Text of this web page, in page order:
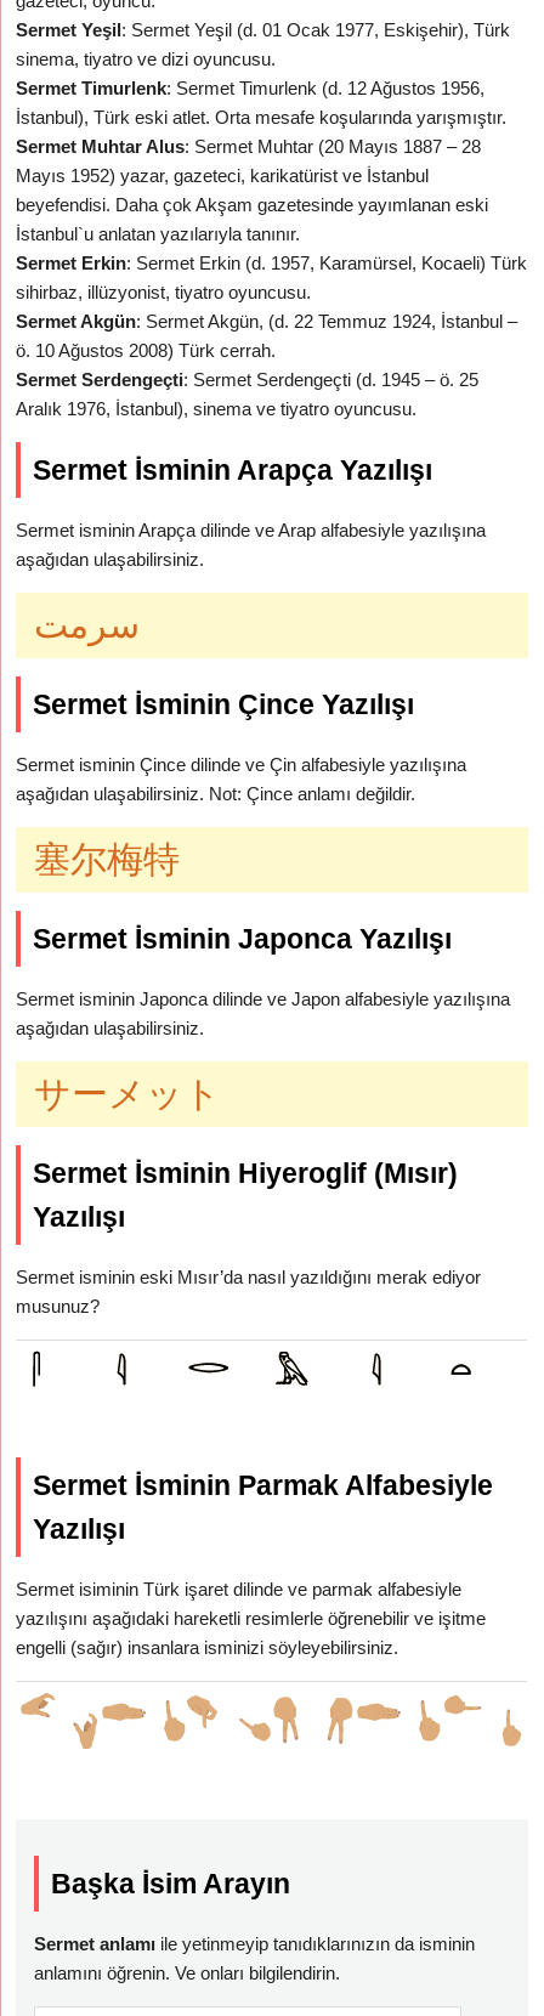
Sermet Yeşil: Sermet Yeşil (d. 01 Ocak 1977, Eskişehir), Türk
sinema, tiyatro ve dizi oyuncusu.
Sermet Timurlenk: Sermet Timurlenk (d. 12 Ağustos 1956,
İstanbul), Türk eski atlet. Orta mesafe koşularında yarışmıştır.
Sermet Muhtar Alus: Sermet Muhtar (20 Mayıs 1887 – 28
Mayıs 1952) yazar, gazeteci, karikatürist ve İstanbul
beyefendisi. Daha çok Akşam gazetesinde yayımlanan eski
İstanbul`u anlatan yazılarıyla tanınır.
Sermet Erkin: Sermet Erkin (d. 1957, Karamürsel, Kocaeli) Türk
sihirbaz, illüzyonist, tiyatro oyuncusu.
Sermet Akgün: Sermet Akgün, (d. 22 Temmuz 1924, İstanbul –
ö. 10 Ağustos 2008) Türk cerrah.
Sermet Serdengeçti: Sermet Serdengeçti (d. 1945 – ö. 25
Aralık 1976, İstanbul), sinema ve tiyatro oyuncusu.
Sermet İsminin Arapça Yazılışı
Sermet isminin Arapça dilinde ve Arap alfabesiyle yazılışına
aşağıdan ulaşabilirsiniz.
سرمت
Sermet İsminin Çince Yazılışı
Sermet isminin Çince dilinde ve Çin alfabesiyle yazılışına
aşağıdan ulaşabilirsiniz. Not: Çince anlamı değildir.
塞尔梅特
Sermet İsminin Japonca Yazılışı
Sermet isminin Japonca dilinde ve Japon alfabesiyle yazılışına
aşağıdan ulaşabilirsiniz.
サーメット
Sermet İsminin Hiyeroglif (Mısır)
Yazılışı
Sermet isminin eski Mısır’da nasıl yazıldığını merak ediyor
musunuz?
Sermet İsminin Parmak Alfabesiyle
Yazılışı
Sermet isiminin Türk işaret dilinde ve parmak alfabesiyle
yazılışını aşağıdaki hareketli resimlerle öğrenebilir ve işitme
engelli (sağır) insanlara isminizi söyleyebilirsiniz.
Başka İsim Arayın
Sermet anlamı ile yetinmeyip tanıdıklarınızın da isminin
anlamını öğrenin. Ve onları bilgilendirin.